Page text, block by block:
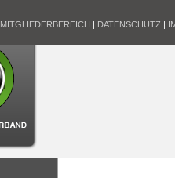
MITGLIEDERBEREICH | DATENSCHUTZ |